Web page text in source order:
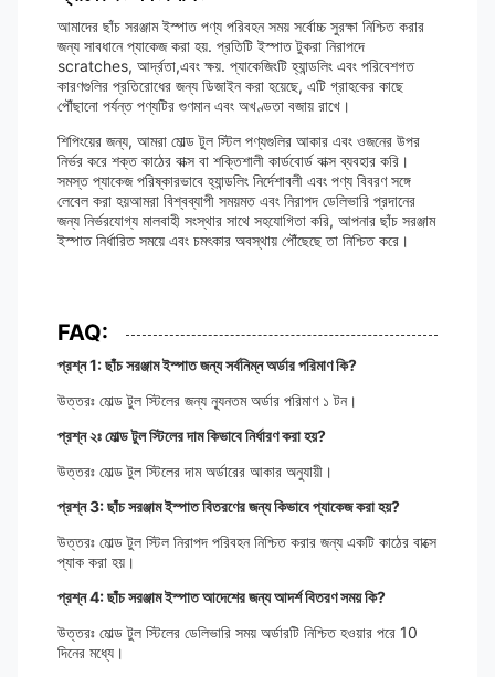
আমাদের ছাঁচ সরঞ্জাম ইস্পাত পণ্য পরিবহন সময় সর্বোচ্চ সুরক্ষা নিশ্চিত করার
জন্য সাবধানে প্যাকেজ করা হয়. প্রতিটি ইস্পাত টুকরা নিরাপদে
scratches, আর্দ্রতা,এবং ক্ষয়. প্যাকেজিংটি হ্যান্ডলিং এবং পরিবেশগত
কারণগুলির প্রতিরোধের জন্য ডিজাইন করা হয়েছে, এটি গ্রাহকের কাছে
পৌঁছানো পর্যন্ত পণ্যটির গুণমান এবং অখণ্ডতা বজায় রাখে।
শিপিংয়ের জন্য, আমরা মোল্ড টুল স্টিল পণ্যগুলির আকার এবং ওজনের উপর
নির্ভর করে শক্ত কাঠের বাক্স বা শক্তিশালী কার্ডবোর্ড বাক্স ব্যবহার করি।
সমস্ত প্যাকেজ পরিষ্কারভাবে হ্যান্ডলিং নির্দেশাবলী এবং পণ্য বিবরণ সঙ্গে
লেবেল করা হয়আমরা বিশ্বব্যাপী সময়মত এবং নিরাপদ ডেলিভারি প্রদানের
জন্য নির্ভরযোগ্য মালবাহী সংস্থার সাথে সহযোগিতা করি, আপনার ছাঁচ সরঞ্জাম
ইস্পাত নির্ধারিত সময়ে এবং চমৎকার অবস্থায় পৌঁছেছে তা নিশ্চিত করে।
FAQ:
প্রশ্ন 1: ছাঁচ সরঞ্জাম ইস্পাত জন্য সর্বনিম্ন অর্ডার পরিমাণ কি?
উত্তরঃ মোল্ড টুল স্টিলের জন্য ন্যূনতম অর্ডার পরিমাণ ১ টন।
প্রশ্ন ২ঃ মোল্ড টুল স্টিলের দাম কিভাবে নির্ধারণ করা হয়?
উত্তরঃ মোল্ড টুল স্টিলের দাম অর্ডারের আকার অনুযায়ী।
প্রশ্ন 3: ছাঁচ সরঞ্জাম ইস্পাত বিতরণের জন্য কিভাবে প্যাকেজ করা হয়?
উত্তরঃ মোল্ড টুল স্টিল নিরাপদ পরিবহন নিশ্চিত করার জন্য একটি কাঠের বাক্সে
প্যাক করা হয়।
প্রশ্ন 4: ছাঁচ সরঞ্জাম ইস্পাত আদেশের জন্য আদর্শ বিতরণ সময় কি?
উত্তরঃ মোল্ড টুল স্টিলের ডেলিভারি সময় অর্ডারটি নিশ্চিত হওয়ার পরে 10
দিনের মধ্যে।